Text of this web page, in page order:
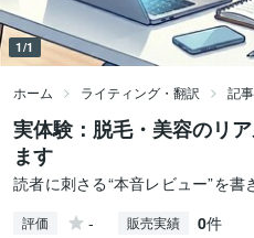
1/1
ホーム ライティング・翻訳 記
実体験：脱毛・美容のリ
ます
読者に刺さる“本音レビュー”を書
評価 - 販売実績 0件